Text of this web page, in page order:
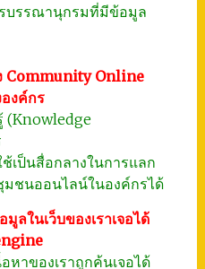
บรรณานุกรมที่มีข้อมูล
Community Online
งค์กร
(Knowledge
เป็นสื่อกลางในการแลก
มชนออนไลน์ในองค์กรได้
ลในเว็บของเราเจอได้
หาของเราถูกค้นเจอได้